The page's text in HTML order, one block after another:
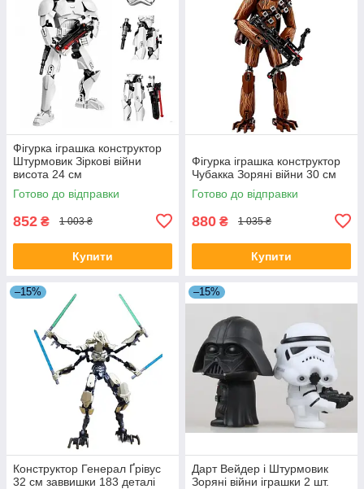
Фігурка іграшка конструктор
Штурмовик Зіркові війни
висота 24 см
Готово до відправки
852 ₴ 1 003 ₴
Купити
Фігурка іграшка конструктор
Чубакка Зоряні війни 30 см
Готово до відправки
880 ₴ 1 035 ₴
Купити
–15%
Конструктор Генерал Ґрівус
32 см заввишки 183 деталі
–15%
Дарт Вейдер і Штурмовик
Зоряні війни іграшки 2 шт.